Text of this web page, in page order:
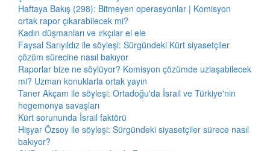
Haftaya Bakış (298): Bitmeyen operasyonlar | Komisyon
ortak rapor çıkarabilecek mi?
Kadın düşmanları ve ırkçılar el ele
Faysal Sarıyıldız ile söyleşi: Sürgündeki Kürt siyasetçiler
çözüm sürecine nasıl bakıyor
Raporlar bize ne söylüyor? Komisyon çözümde uzlaşabilecek
mi? Uzman konuklarla ortak yayın
Taner Akçam ile söyleşi: Ortadoğu'da İsrail ve Türkiye'nin
hegemonya savaşları
Kürt sorununda İsrail faktörü
Hişyar Özsoy ile söyleşi: Sürgündeki siyasetçiler sürece nasıl
bakıyor?